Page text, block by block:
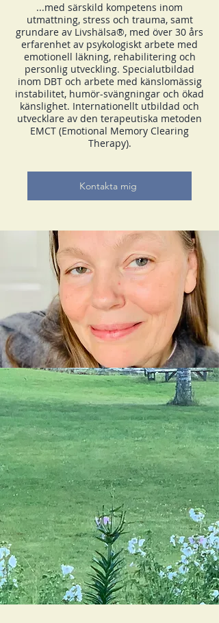
...med särskild kompetens inom
utmattning, stress och trauma, samt
grundare av Livshälsa®, med över 30 års
erfarenhet av psykologiskt arbete med
emotionell läkning, rehabilitering och
personlig utveckling. Specialutbildad
inom DBT och arbete med känslomässig
instabilitet, humör-svängningar och ökad
känslighet. Internationellt utbildad och
utvecklare av den terapeutiska metoden
EMCT (Emotional Memory Clearing
Therapy).
Kontakta mig